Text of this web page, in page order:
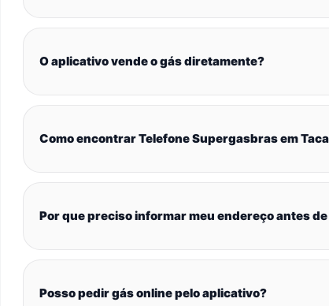
O aplicativo vende o gás diretamente?
Como encontrar Telefone Supergasbras em
Por que preciso informar meu endereço antes
Posso pedir gás online pelo aplicativo?